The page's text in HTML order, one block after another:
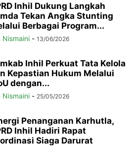
Inhil Dukung Langkah
Tekan Angka Stunting
Berbagai Program...
Nismaini - 13/06/2026
Inhil Perkuat Tata Kelola
Kepastian Hukum Melalui
dengan...
Nismaini - 25/05/2026
Penanganan Karhutla,
Inhil Hadiri Rapat
Siaga Darurat